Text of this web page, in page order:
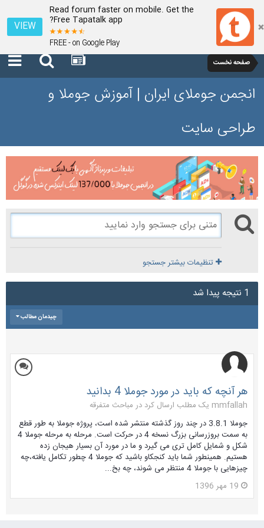
Read forum faster on mobile. Get the
Free Tapatalk app?
FREE - on Google Play
VIEW
صفحه نخست
انجمن جوملای ایران | آموزش جوملا و
طراحی سایت
تنظیمات بیشتر جستجو
1 نتیجه پیدا شد
چیدمان مطالب
هر آنچه که باید در مورد جوملا 4 بدانید
mmfallah یک مطلب ارسال کرد در
مباحث متفرقه
جوملا 3.8.1 در چند روز گذشته منتشر شده است، پروژه جوملا به طور قطع
به سمت بروزرسانی بزرگ نسخه 4 در حرکت است. مرحله به مرحله جوملا 4
شکل و شمایل کامل تری می گیرد و ما در مورد آن بسیار هیجان زده
هستیم. همینطور شما باید کنجکاو باشید که جوملا 4 چطور تکامل یافته،چه
چیزهایی با جوملا 4 منتظر می شوند، چه بخ...
19 مهر 1396